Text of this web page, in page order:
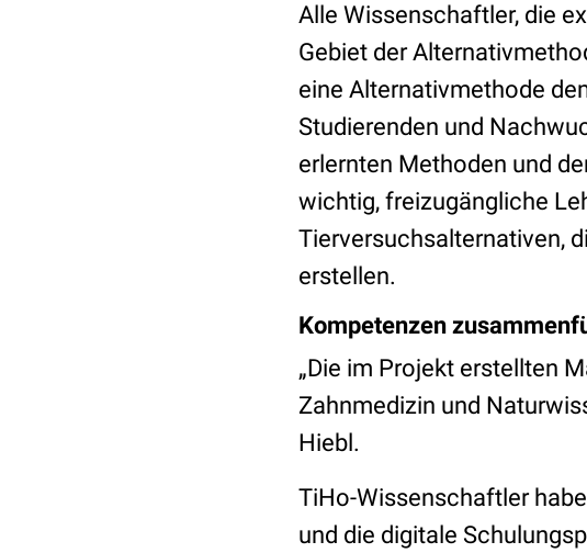
Alle Wissenschaftler, die
Gebiet der
eine Alternativmethode
Studierenden und
erlernten Methoden und
wichtig, freizugängliche
Tierversuchsalternativen,
erstellen.
Kompetenzen
„Die im Projekt erstellten
Zahnmedizin und
Hiebl.
TiHo-Wissenschaftler
und die digitale